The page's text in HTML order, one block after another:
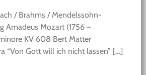
/ Brahms / Mendelssohn-
Amadeus Mozart (1756 –
KV 608 Bert Matter
“Von Gott will ich nicht lassen” […]